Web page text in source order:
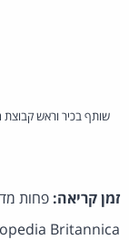
שותף בכיר וראש קבוצת
זמן קריאה: פחות